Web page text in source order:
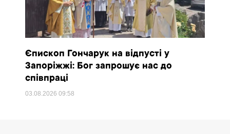
Єпископ Гончарук на відпусті у
Запоріжжі: Бог запрошує нас до
співпраці
03.08.202609:58